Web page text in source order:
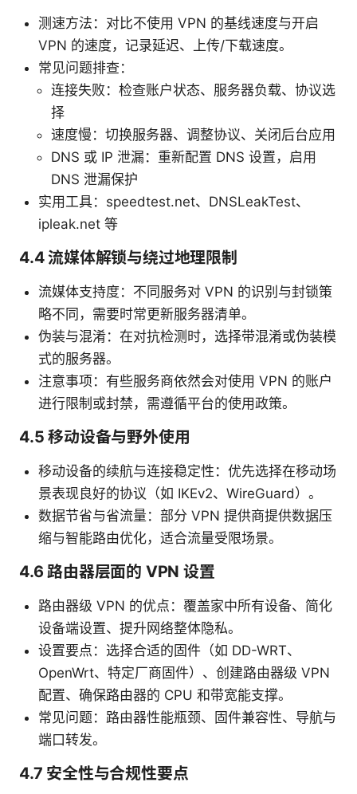
测速方法：对比不使用 VPN 的基线速度与开启
VPN 的速度，记录延迟、上传/下载速度。
常见问题排查：
连接失败：检查账户状态、服务器负载、协议选
择
速度慢：切换服务器、调整协议、关闭后台应用
DNS 或 IP 泄漏：重新配置 DNS 设置，启用
DNS 泄漏保护
实用工具：speedtest.net、DNSLeakTest、
ipleak.net 等
4.4 流媒体解锁与绕过地理限制
流媒体支持度：不同服务对 VPN 的识别与封锁策
略不同，需要时常更新服务器清单。
伪装与混淆：在对抗检测时，选择带混淆或伪装模
式的服务器。
注意事项：有些服务商依然会对使用 VPN 的账户
进行限制或封禁，需遵循平台的使用政策。
4.5 移动设备与野外使用
移动设备的续航与连接稳定性：优先选择在移动场
景表现良好的协议（如 IKEv2、WireGuard）。
数据节省与省流量：部分 VPN 提供商提供数据压
缩与智能路由优化，适合流量受限场景。
4.6 路由器层面的 VPN 设置
路由器级 VPN 的优点：覆盖家中所有设备、简化
设备端设置、提升网络整体隐私。
设置要点：选择合适的固件（如 DD-WRT、
OpenWrt、特定厂商固件）、创建路由器级 VPN
配置、确保路由器的 CPU 和带宽能支撑。
常见问题：路由器性能瓶颈、固件兼容性、导航与
端口转发。
4.7 安全性与合规性要点